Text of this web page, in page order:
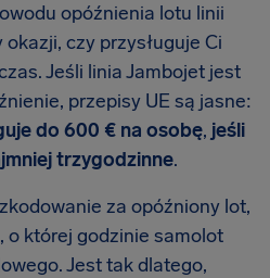
opóźnienia lotu linii
czy przysługuje Ci
Jeśli linia Jambojet jest
przepisy UE są jasne:
do 600 € na osobę, jeśli
trzygodzinne.
za opóźniony lot,
o której godzinie samolot
Jest tak dlatego,